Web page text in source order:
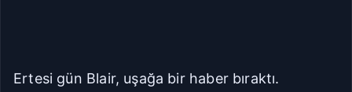
Ertesi gün Blair, uşağa bir haber bıraktı.